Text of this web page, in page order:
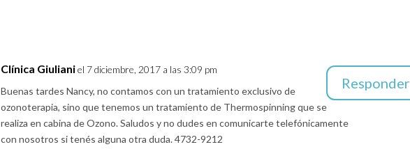
Clínica Giulianiel 7 diciembre, 2017 a las 3:09 pm
Buenas tardes Nancy, no contamos con un tratamiento exclusivo de
ozonoterapia, sino que tenemos un tratamiento de Thermospinning que se
realiza en cabina de Ozono. Saludos y no dudes en comunicarte telefónicamente
con nosotros si tenés alguna otra duda. 4732-9212
Responder